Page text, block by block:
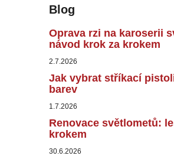
Blog
Oprava rzi na karoserii
návod krok za krokem
2.7.2026
Jak vybrat stříkací
barev
1.7.2026
Renovace světlometů:
krokem
30.6.2026